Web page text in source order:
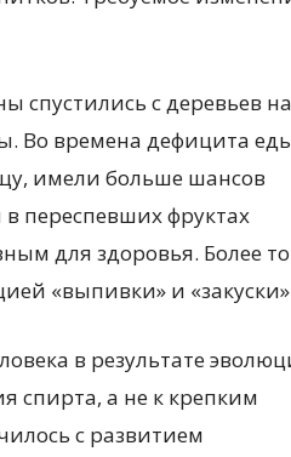
спустились с деревьев на
Во времена дефицита
имели больше шансов
переспевших фруктах
для здоровья. Более
«выпивки» и
в результате
спирта, а не к крепким
с развитием